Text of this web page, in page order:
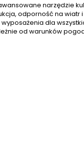
narzędzie
odporność na wiatr
dla
od warunków